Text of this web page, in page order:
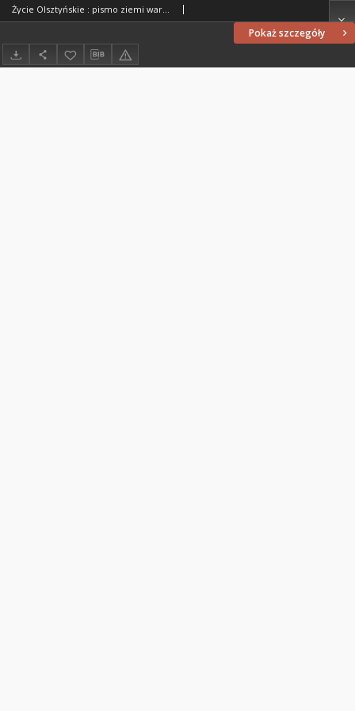
Pokaż szczegóły
Życie Olsztyńskie : pismo ziemi warmińsko-mazurskiej, 1947, nr 110